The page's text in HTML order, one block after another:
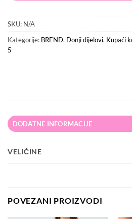
SKU: N/A
Kategorije: BREND, Donji dijelovi, Kupaći
5
DODATNE INFORMACIJE
VELIČINE
POVEZANI PROIZVODI